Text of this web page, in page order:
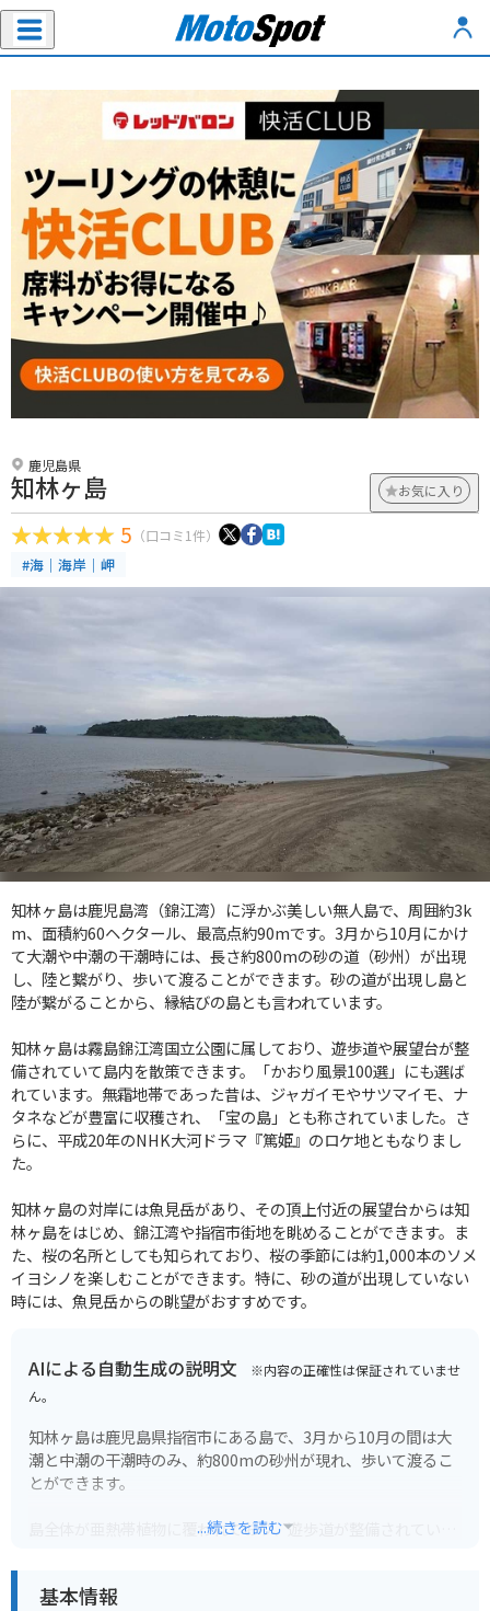
鹿児島県
知林ヶ島 お気に入り
5 （口コミ1件）
#海｜海岸｜岬
知林ヶ島は鹿児島湾（錦江湾）に浮かぶ美しい無人島で、周囲約3k
m、面積約60ヘクタール、最高点約90mです。3月から10月にかけ
て大潮や中潮の干潮時には、長さ約800mの砂の道（砂州）が出現
し、陸と繋がり、歩いて渡ることができます。砂の道が出現し島と
陸が繋がることから、縁結びの島とも言われています。
知林ヶ島は霧島錦江湾国立公園に属しており、遊歩道や展望台が整
備されていて島内を散策できます。「かおり風景100選」にも選ば
れています。無霜地帯であった昔は、ジャガイモやサツマイモ、ナ
タネなどが豊富に収穫され、「宝の島」とも称されていました。さ
らに、平成20年のNHK大河ドラマ『篤姫』のロケ地ともなりまし
た。
知林ヶ島の対岸には魚見岳があり、その頂上付近の展望台からは知
林ヶ島をはじめ、錦江湾や指宿市街地を眺めることができます。ま
た、桜の名所としても知られており、桜の季節には約1,000本のソメ
イヨシノを楽しむことができます。特に、砂の道が出現していない
時には、魚見岳からの眺望がおすすめです。
AIによる自動生成の説明文 ※内容の正確性は保証されていませ
ん。
知林ヶ島は鹿児島県指宿市にある島で、3月から10月の間は大
潮と中潮の干潮時のみ、約800mの砂州が現れ、歩いて渡るこ
とができます。
島全体が亜熱帯植物に覆われており、遊歩道が整備されている
また、島内には貝殻で作られた鳥居や祠があり、神秘的な雰囲
...続きを読む
基本情報